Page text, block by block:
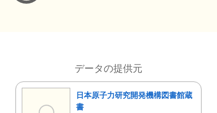
データの提供元
日本原子力研究開発機構図書館蔵
書